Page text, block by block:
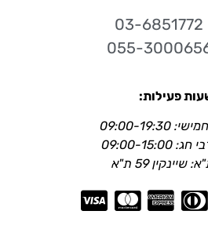
03-6851772
055-
פעילות:
19:30
15:00
שיינקין 59 ת"א